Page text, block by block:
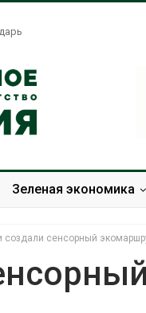
Зеленая экономика
создали сенсорный